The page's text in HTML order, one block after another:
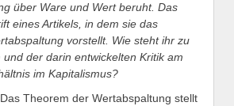
über Ware und Wert beruht. Das
eines Artikels, in dem sie das
vorstellt. Wie steht ihr zu
der darin entwickelten Kritik am
im Kapitalismus?
Das Theorem der Wertabspaltung stellt